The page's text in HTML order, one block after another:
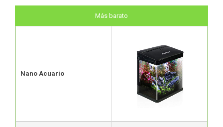
Más barato
Nano Acuario